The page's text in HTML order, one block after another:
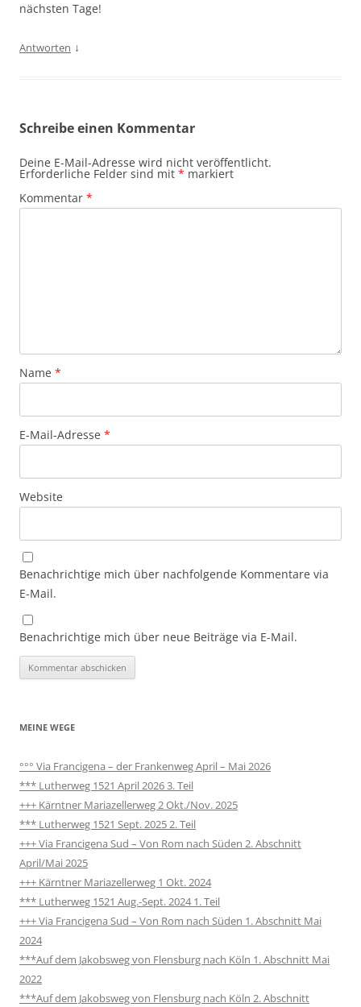
nächsten Tage!
Antworten ↓
Schreibe einen Kommentar
Deine E-Mail-Adresse wird nicht veröffentlicht.
Erforderliche Felder sind mit * markiert
Kommentar *
Name *
E-Mail-Adresse *
Website
Benachrichtige mich über nachfolgende Kommentare via
E-Mail.
Benachrichtige mich über neue Beiträge via E-Mail.
MEINE WEGE
°°° Via Francigena – der Frankenweg April – Mai 2026
*** Lutherweg 1521 April 2026 3. Teil
+++ Kärntner Mariazellerweg 2 Okt./Nov. 2025
*** Lutherweg 1521 Sept. 2025 2. Teil
+++ Via Francigena Sud – Von Rom nach Süden 2. Abschnitt
April/Mai 2025
+++ Kärntner Mariazellerweg 1 Okt. 2024
*** Lutherweg 1521 Aug.-Sept. 2024 1. Teil
+++ Via Francigena Sud – Von Rom nach Süden 1. Abschnitt Mai
2024
***Auf dem Jakobsweg von Flensburg nach Köln 1. Abschnitt Mai
2022
***Auf dem Jakobsweg von Flensburg nach Köln 2. Abschnitt